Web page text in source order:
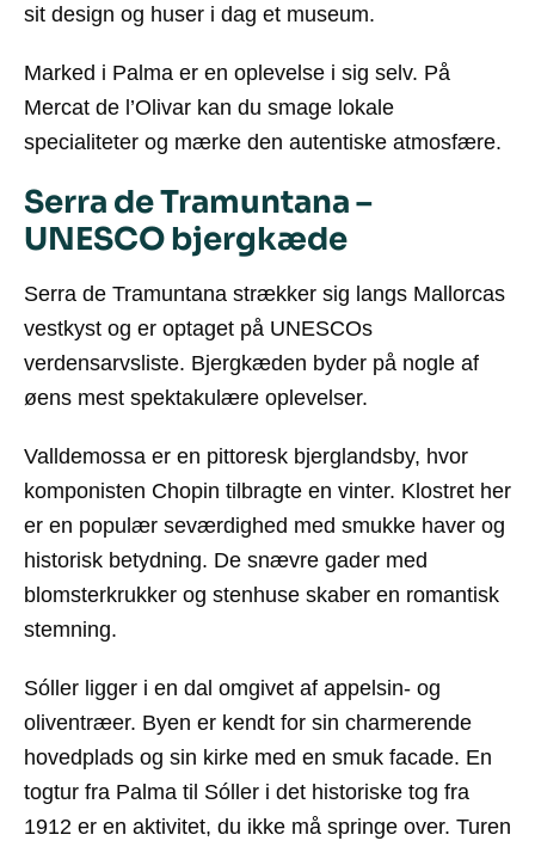
sit design og huser i dag et museum.
Marked i Palma er en oplevelse i sig selv. På
Mercat de l’Olivar kan du smage lokale
specialiteter og mærke den autentiske atmosfære.
Serra de Tramuntana –
UNESCO bjergkæde
Serra de Tramuntana strækker sig langs Mallorcas
vestkyst og er optaget på UNESCOs
verdensarvsliste. Bjergkæden byder på nogle af
øens mest spektakulære oplevelser.
Valldemossa er en pittoresk bjerglandsby, hvor
komponisten Chopin tilbragte en vinter. Klostret her
er en populær seværdighed med smukke haver og
historisk betydning. De snævre gader med
blomsterkrukker og stenhuse skaber en romantisk
stemning.
Sóller ligger i en dal omgivet af appelsin- og
oliventræer. Byen er kendt for sin charmerende
hovedplads og sin kirke med en smuk facade. En
togtur fra Palma til Sóller i det historiske tog fra
1912 er en aktivitet, du ikke må springe over. Turen